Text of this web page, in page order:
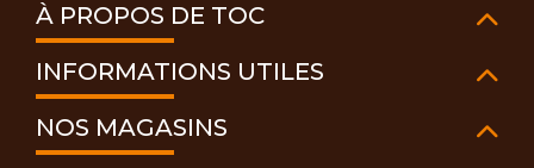
À PROPOS DE TOC
INFORMATIONS UTILES
NOS MAGASINS